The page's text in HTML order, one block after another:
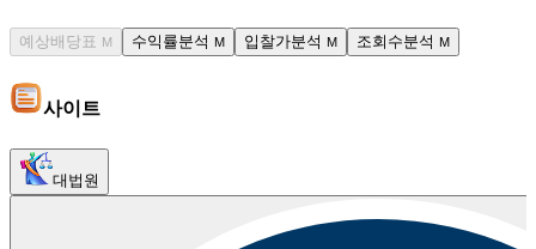
예상배당표 M 수익률분석 M 입찰가분석 M 조회수분석 M
사이트
대법원